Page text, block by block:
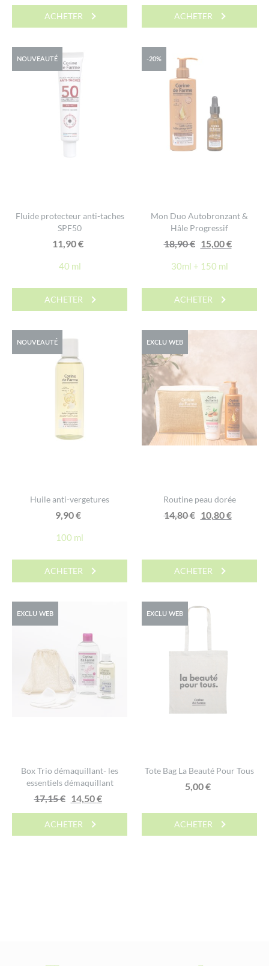
ACHETER ACHETER
NOUVEAUTÉ
Fluide protecteur anti-taches
SPF50
11,90€
40 ml
ACHETER
-20%
Mon Duo Autobronzant &
Hâle Progressif
18,90€ Le
initial
était :
18,90 €.
15,00€
est :
30ml + 150 ml
ACHETER
NOUVEAUTÉ
Huile anti-vergetures
9,90€
100 ml
ACHETER
EXCLU WEB
Routine peau dorée
14,80€ Le
était :
14,80 €.
10,80€
est :
ACHETER
EXCLU WEB
Box Trio démaquillant- les
essentiels démaquillant
17,15€ Le
prix
initial
14,50€
prix
ACHETER
EXCLU WEB
Tote Bag La Beauté Pour Tous
5,00€
ACHETER